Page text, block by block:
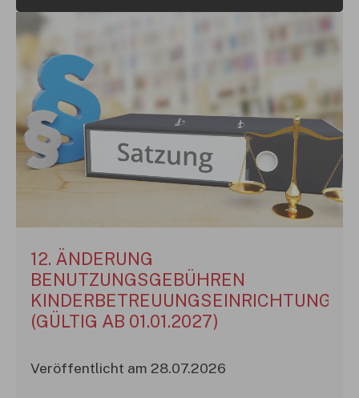
12. ÄNDERUNG
BENUTZUNGSGEBÜHREN
KINDERBETREUUNGSEINRICHTUNGEN
(GÜLTIG AB 01.01.2027)
Veröffentlicht am 28.07.2026